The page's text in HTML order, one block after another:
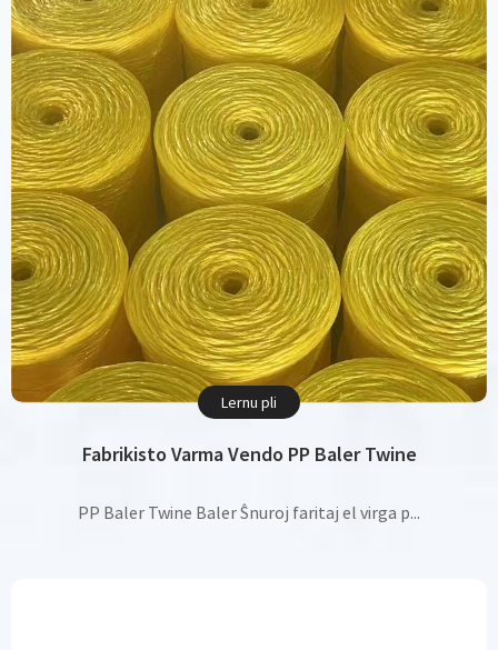
Fabrikisto Varma Vendo PP Baler Twine
PP Baler Twine Baler Ŝnuroj faritaj el virga p...
Lernu pli